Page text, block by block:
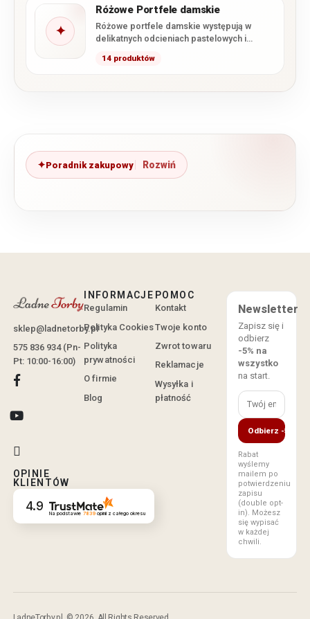
✦
Różowe Portfele damskie
Różowe portfele damskie występują w
delikatnych odcieniach pastelowych i
intensywnym…
14 produktów
Poradnik zakupowy
sklep@ladnetorby.pl
575 836 934 (Pn-
Pt: 10:00-16:00)
OPINIE
KLIENTÓW
4.9 Na podstawie 7839opinii z całego okresu
INFORMACJE
Regulamin
Polityka Cookies
Polityka
prywatności
O firmie
Blog
POMOC
Kontakt
Twoje konto
Zwrot towaru
Reklamacje
Wysyłka i
płatność
Newsletter
Zapisz się i
odbierz
-5% na
wszystko
na start.
Odbierz -5%
Rabat
wyślemy
mailem po
potwierdzeniu
zapisu
(double opt-
in). Możesz
się wypisać
w każdej
chwili.